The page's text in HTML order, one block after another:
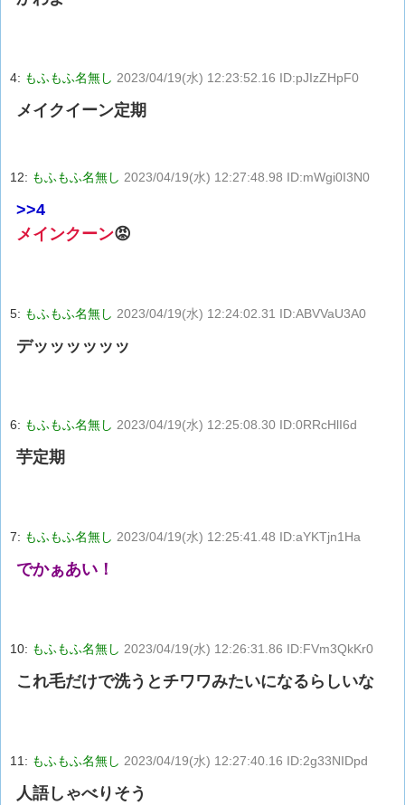
4: もふもふ名無し 2023/04/19(水) 12:23:52.16 ID:pJIzZHpF0
メイクイーン定期
12: もふもふ名無し 2023/04/19(水) 12:27:48.98 ID:mWgi0I3N0
>>4
メインクーン😡
5: もふもふ名無し 2023/04/19(水) 12:24:02.31 ID:ABVVaU3A0
デッッッッッッ
6: もふもふ名無し 2023/04/19(水) 12:25:08.30 ID:0RRcHlI6d
芋定期
7: もふもふ名無し 2023/04/19(水) 12:25:41.48 ID:aYKTjn1Ha
でかぁあい！
10: もふもふ名無し 2023/04/19(水) 12:26:31.86 ID:FVm3QkKr0
これ毛だけで洗うとチワワみたいになるらしいな
11: もふもふ名無し 2023/04/19(水) 12:27:40.16 ID:2g33NIDpd
人語しゃべりそう